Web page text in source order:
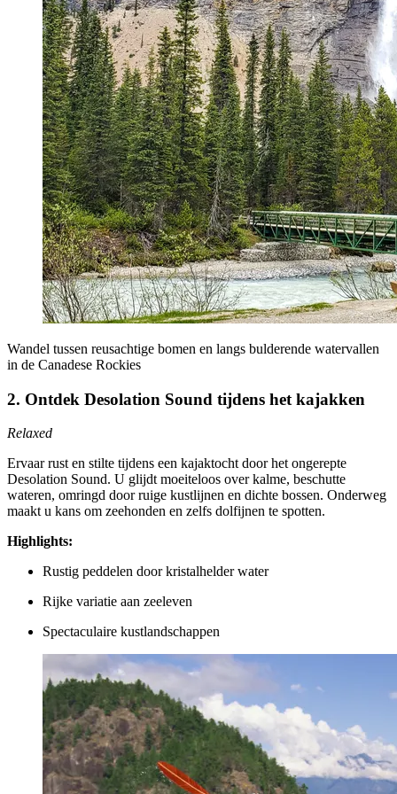
Wandel tussen reusachtige bomen en langs bulderende watervallen
in de Canadese Rockies
2. Ontdek Desolation Sound tijdens het kajakken
Relaxed
Ervaar rust en stilte tijdens een kajaktocht door het ongerepte
Desolation Sound. U glijdt moeiteloos over kalme, beschutte
wateren, omringd door ruige kustlijnen en dichte bossen. Onderweg
maakt u kans om zeehonden en zelfs dolfijnen te spotten.
Highlights:
Rustig peddelen door kristalhelder water
Rijke variatie aan zeeleven
Spectaculaire kustlandschappen